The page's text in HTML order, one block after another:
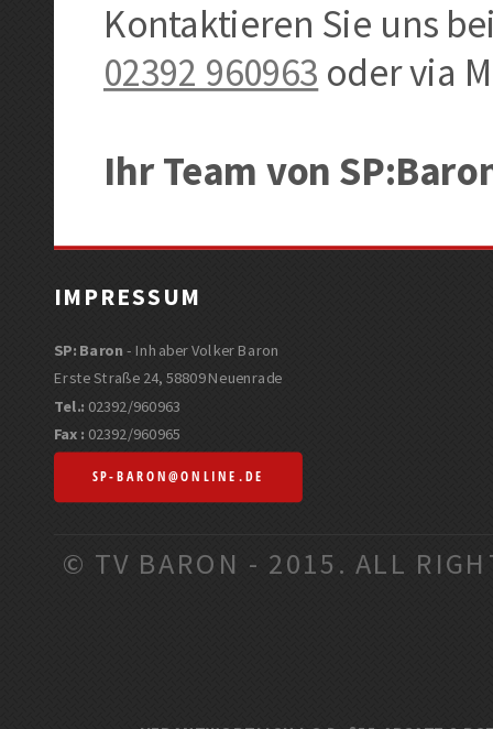
Kontaktieren Sie uns
02392 960963 oder via
Ihr Team von
IMPRESSUM
SP: Baron - Inhaber Volker Baron
Erste Straße 24, 58809 Neuenrade
Tel.: 02392/960963
Fax : 02392/960965
SP-BARON@ONLINE.DE
© TV BARON - 2015. ALL